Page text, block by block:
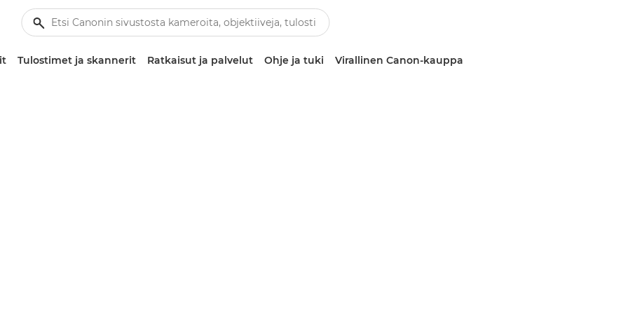
Tulostimet ja skannerit Ratkaisut ja palvelut Ohje ja tuki Virallinen Canon-kauppa